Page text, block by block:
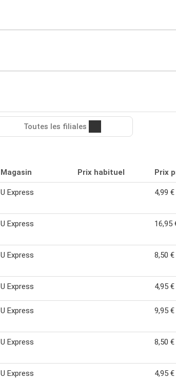
Toutes les filiales
Magasin Prix habituel Prix
U Express 4,99 €
U Express 16,95
U Express 8,50 €
U Express 4,95 €
U Express 9,95 €
U Express 8,50 €
U Express 4,95 €